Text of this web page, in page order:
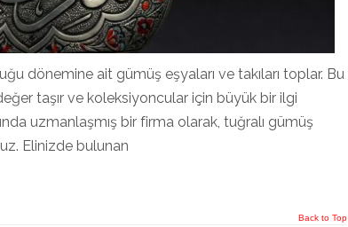
dönemine ait gümüş eşyaları ve takıları toplar. Bu
taşır ve koleksiyoncular için büyük bir ilgi
uzmanlaşmış bir firma olarak, tuğralı gümüş
Elinizde bulunan
Back to Top